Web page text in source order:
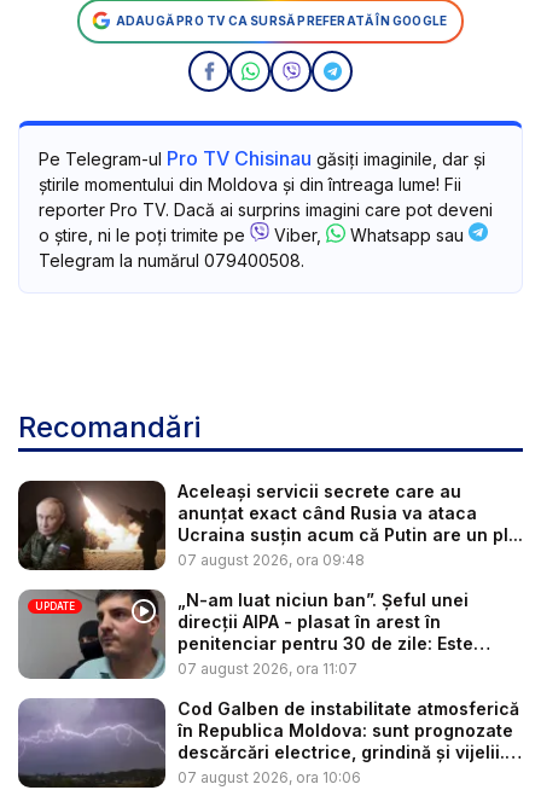
ADAUGĂ PRO TV CA SURSĂ PREFERATĂ ÎN GOOGLE
Pe Telegram-ul Pro TV Chisinau găsiți imaginile, dar și
știrile momentului din Moldova și din întreaga lume! Fii
reporter Pro TV. Dacă ai surprins imagini care pot deveni
o știre, ni le poți trimite pe
Viber,
Whatsapp sau
Telegram la numărul 079400508.
Recomandări
Aceleași servicii secrete care au
anunțat exact când Rusia va ataca
Ucraina susțin acum că Putin are un pl...
07 august 2026, ora 09:48
UPDATE
„N-am luat niciun ban”. Șeful unei
direcții AIPA - plasat în arest în
penitenciar pentru 30 de zile: Este
cerc...
07 august 2026, ora 11:07
Cod Galben de instabilitate atmosferică
în Republica Moldova: sunt prognozate
descărcări electrice, grindină și vijelii.
...
07 august 2026, ora 10:06